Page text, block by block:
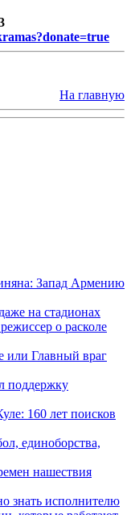
На главную
Запад Армению
на стадионах
о расколе
или Главный враг
поддержку
160 лет поисков
единоборства,
нашествия
знать исполнителю